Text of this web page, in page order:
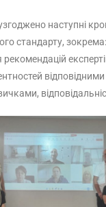
наступні
стандарту,